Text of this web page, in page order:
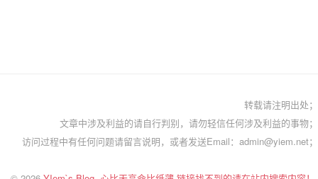
转载请注明出处；
文章中涉及利益的请自行判别，请勿轻信任何涉及利益的事物；
访问过程中有任何问题请留言说明，或者发送Email：admin@yiem.net；